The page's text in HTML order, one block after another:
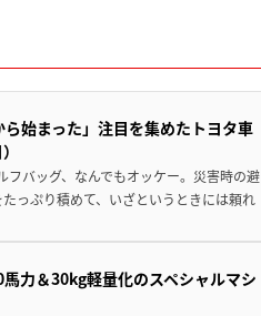
始まった」注目を集めたトヨタ車
バッグ、なんでもオッケー。災害時の避
っぷり積めて、いざというときには頼れ
力＆30kg軽量化のスペシャルマシ